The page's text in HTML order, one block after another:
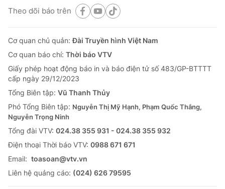
Theo dõi báo trên
Cơ quan chủ quản:Đài Truyền hình Việt Nam
Cơ quan báo chí: Thời báo VTV
Giấy phép hoạt động báo in và báo điện tử số 483/GP-BTTTT
cấp ngày 29/12/2023
Tổng Biên tập: Vũ Thanh Thủy
Phó Tổng Biên tập: Nguyễn Thị Mỹ Hạnh, Phạm Quốc Thắng,
Nguyễn Trọng Ninh
Tổng đài VTV: 024.38 355 931 - 024.38 355 932
Ðiện thoại Thời báo VTV: 0988 671 671
Email: toasoan@vtv.vn
Liên hệ quảng cáo: (024) 626 79595